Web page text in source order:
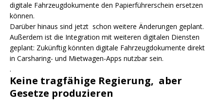
digitale Fahrzeugdokumente den Papierführerschein ersetzen
können.
Darüber hinaus sind jetzt schon weitere Änderungen geplant.
Außerdem ist die Integration mit weiteren digitalen Diensten
geplant: Zukünftig könnten digitale Fahrzeugdokumente direkt
in Carsharing- und Mietwagen-Apps nutzbar sein.
.
Keine tragfähige Regierung, aber
Gesetze produzieren